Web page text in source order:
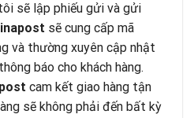
sẽ lập phiếu gửi và gửi
sẽ cung cấp mã
và thường xuyên cập nhật
báo cho khách hàng.
cam kết giao hàng tận
sẽ không phải đến bất kỳ